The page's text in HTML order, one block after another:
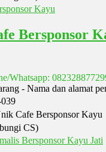
Bersponsor
Whatsapp:
- Nama dan alamat
Cafe Bersponsor Kayu
CS)